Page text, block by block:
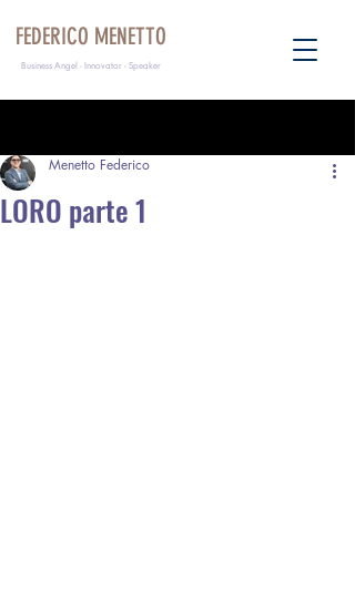
FEDERICO MENETTO
Business Angel - Innovator - Speaker
LORO parte 1
Menetto Federico